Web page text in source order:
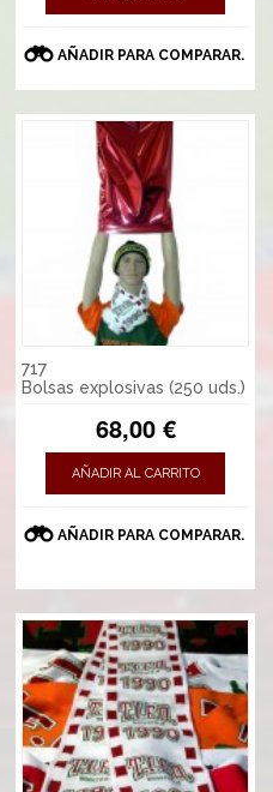
AÑADIR PARA COMPARAR.
717
Bolsas explosivas (250 uds.)
68,00 €
AÑADIR AL CARRITO
AÑADIR PARA COMPARAR.